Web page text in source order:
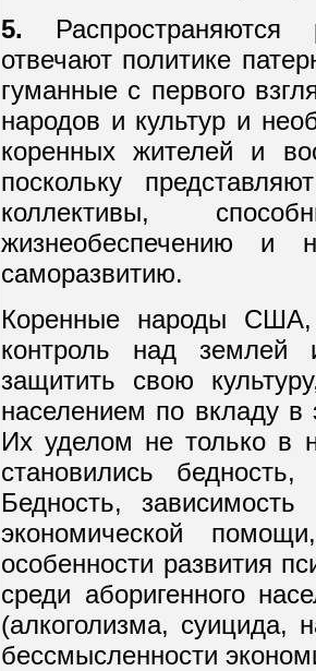
5. Распространяются
отвечают политике
гуманные с первого
народов и культур и
коренных жителей и
поскольку
коллективы,
жизнеобеспечению и
саморазвитию.
Коренные народы
контроль над землей
защитить свою
населением по вкладу в
Их уделом не только в
становились
Бедность,
экономической
особенности развития
среди аборигенного
(алкоголизма, суицида,
бессмысленности